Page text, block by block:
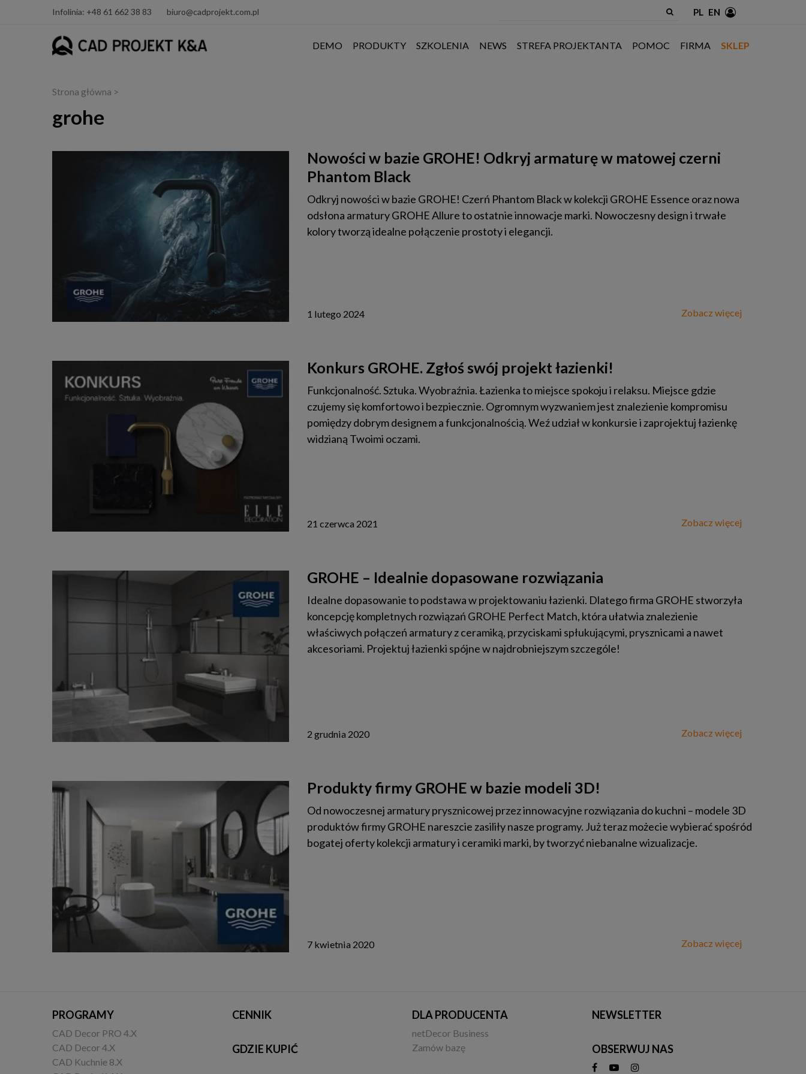
Infolinia: +48 61 662 38 83 biuro@cadprojekt.com.pl PL EN
DEMO PRODUKTY SZKOLENIA NEWS STREFA PROJEKTANTA POMOC FIRMA SKLEP
Strona główna >
grohe
Nowości w bazie GROHE! Odkryj armaturę w matowej czerni
Phantom Black
Odkryj nowości w bazie GROHE! Czerń Phantom Black w kolekcji GROHE Essence oraz nowa
odsłona armatury GROHE Allure to ostatnie innowacje marki. Nowoczesny design i trwałe
kolory tworzą idealne połączenie prostoty i elegancji.
1 lutego 2024 Zobacz więcej
Konkurs GROHE. Zgłoś swój projekt łazienki!
Funkcjonalność. Sztuka. Wyobraźnia. Łazienka to miejsce spokoju i relaksu. Miejsce gdzie
czujemy się komfortowo i bezpiecznie. Ogromnym wyzwaniem jest znalezienie kompromisu
pomiędzy dobrym designem a funkcjonalnością. Weź udział w konkursie i zaprojektuj łazienkę
widzianą Twoimi oczami.
21 czerwca 2021 Zobacz więcej
GROHE – Idealnie dopasowane rozwiązania
Idealne dopasowanie to podstawa w projektowaniu łazienki. Dlatego firma GROHE stworzyła
koncepcję kompletnych rozwiązań GROHE Perfect Match, która ułatwia znalezienie
właściwych połączeń armatury z ceramiką, przyciskami spłukującymi, prysznicami a nawet
akcesoriami. Projektuj łazienki spójne w najdrobniejszym szczególe!
2 grudnia 2020 Zobacz więcej
Produkty firmy GROHE w bazie modeli 3D!
Od nowoczesnej armatury prysznicowej przez innowacyjne rozwiązania do kuchni – modele 3D
produktów firmy GROHE nareszcie zasiliły nasze programy. Już teraz możecie wybierać spośród
bogatej oferty kolekcji armatury i ceramiki marki, by tworzyć niebanalne wizualizacje.
7 kwietnia 2020 Zobacz więcej
PROGRAMY
CAD Decor PRO 4.X
CAD Decor 4.X
CAD Kuchnie 8.X
CENNIK
GDZIE KUPIĆ
DLA PRODUCENTA
netDecor Business
Zamów bazę
NEWSLETTER
OBSERWUJ NAS